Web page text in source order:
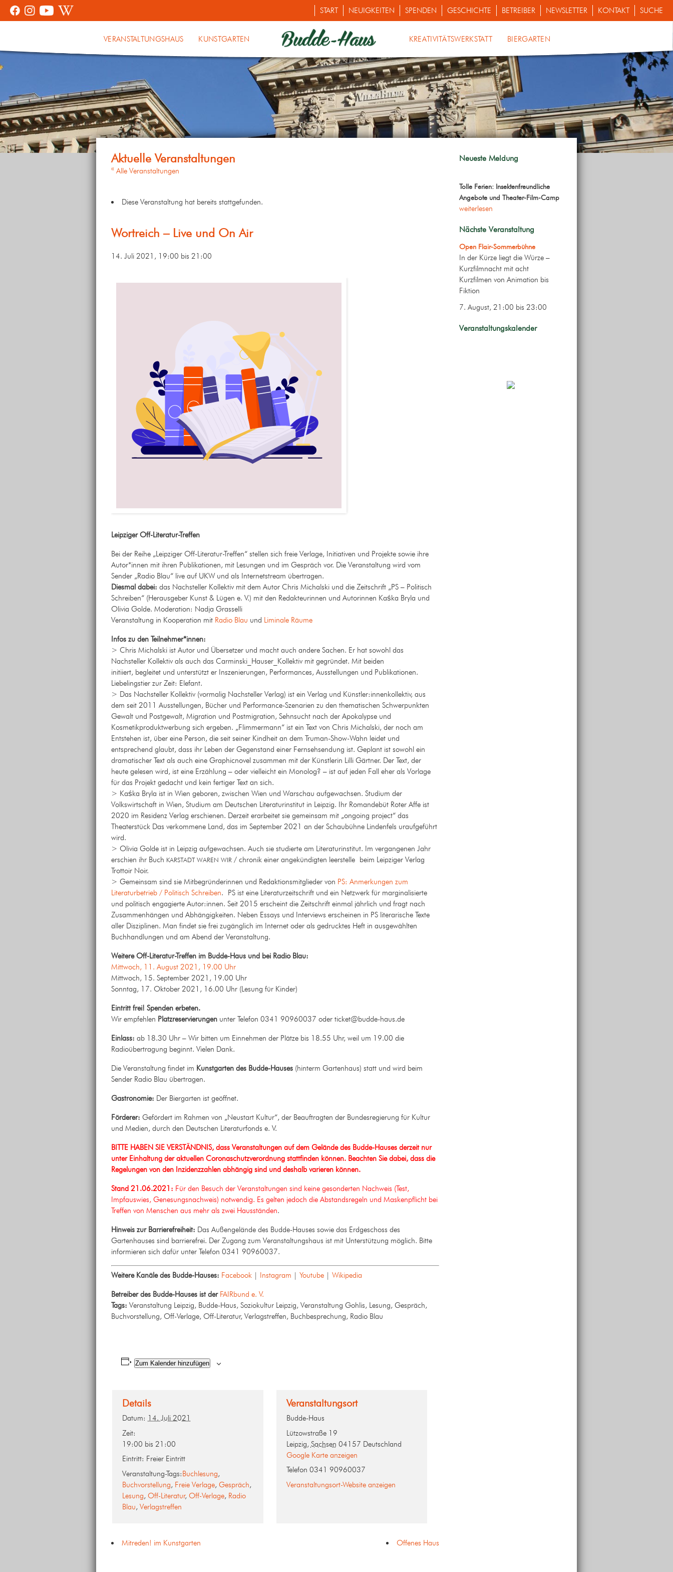
START NEUIGKEITEN SPENDEN GESCHICHTE BETREIBER NEWSLETTER KONTAKT SUCHE
VERANSTALTUNGSHAUS KUNSTGARTEN KREATIVITÄTSWERKSTATT BIERGARTEN
« Alle Veranstaltungen
Diese Veranstaltung hat bereits stattgefunden.
Wortreich – Live und On Air
14. Juli 2021, 19:00 bis 21:00
Leipziger Off-Literatur-Treffen
Bei der Reihe „Leipziger Off-Literatur-Treffen“ stellen sich freie Verlage, Initiativen und Projekte sowie ihre
Autor*innen mit ihren Publikationen, mit Lesungen und im Gespräch vor. Die Veranstaltung wird vom
Sender „Radio Blau“ live auf UKW und als Internetstream übertragen.
Diesmal dabei: das Nachsteller Kollektiv mit dem Autor Chris Michalski und die Zeitschrift „PS – Politisch
Schreiben“ (Herausgeber Kunst & Lügen e. V.) mit den Redakteurinnen und Autorinnen Kaśka Bryla und
Olivia Golde. Moderation: Nadja Grasselli
Veranstaltung in Kooperation mit Radio Blau und Liminale Räume
Infos zu den Teilnehmer*innen:
> Chris Michalski ist Autor und Übersetzer und macht auch andere Sachen. Er hat sowohl das
Nachsteller Kollektiv als auch das Carminski_Hauser_Kollektiv mit gegründet. Mit beiden
initiiert, begleitet und unterstützt er Inszenierungen, Performances, Ausstellungen und Publikationen.
Liebelingstier zur Zeit: Elefant.
> Das Nachsteller Kollektiv (vormalig Nachsteller Verlag) ist ein Verlag und Künstler:innenkollektiv, aus
dem seit 2011 Ausstellungen, Bücher und Performance-Szenarien zu den thematischen Schwerpunkten
Gewalt und Postgewalt, Migration und Postmigration, Sehnsucht nach der Apokalypse und
Kosmetikproduktwerbung sich ergeben. „Flimmermann“ ist ein Text von Chris Michalski, der noch am
Entstehen ist, über eine Person, die seit seiner Kindheit an dem Truman-Show-Wahn leidet und
entsprechend glaubt, dass ihr Leben der Gegenstand einer Fernsehsendung ist. Geplant ist sowohl ein
dramatischer Text als auch eine Graphicnovel zusammen mit der Künstlerin Lilli Gärtner. Der Text, der
heute gelesen wird, ist eine Erzählung – oder vielleicht ein Monolog? – ist auf jeden Fall eher als Vorlage
für das Projekt gedacht und kein fertiger Text an sich.
> Kaśka Bryla ist in Wien geboren, zwischen Wien und Warschau aufgewachsen. Studium der
Volkswirtschaft in Wien, Studium am Deutschen Literaturinstitut in Leipzig. Ihr Romandebüt Roter Affe ist
2020 im Residenz Verlag erschienen. Derzeit erarbeitet sie gemeinsam mit „ongoing project“ das
Theaterstück Das verkommene Land, das im September 2021 an der Schaubühne Lindenfels uraufgeführt
wird.
> Olivia Golde ist in Leipzig aufgewachsen. Auch sie studierte am Literaturinstitut. Im vergangenen Jahr
erschien ihr Buch KARSTADT WAREN WIR / chronik einer angekündigten leerstelle beim Leipziger Verlag
Trottoir Noir.
> Gemeinsam sind sie Mitbegründerinnen und Redaktionsmitglieder von PS: Anmerkungen zum
Literaturbetrieb / Politisch Schreiben. PS ist eine Literaturzeitschrift und ein Netzwerk für marginalisierte
und politisch engagierte Autor:innen. Seit 2015 erscheint die Zeitschrift einmal jährlich und fragt nach
Zusammenhängen und Abhängigkeiten. Neben Essays und Interviews erscheinen in PS literarische Texte
aller Disziplinen. Man findet sie frei zugänglich im Internet oder als gedrucktes Heft in ausgewählten
Buchhandlungen und am Abend der Veranstaltung.
Weitere Off-Literatur-Treffen im Budde-Haus und bei Radio Blau:
Mittwoch, 11. August 2021, 19.00 Uhr
Mittwoch, 15. September 2021, 19.00 Uhr
Sonntag, 17. Oktober 2021, 16.00 Uhr (Lesung für Kinder)
Eintritt frei! Spenden erbeten.
Wir empfehlen Platzreservierungen unter Telefon 0341 90960037 oder ticket@budde-haus.de
Einlass: ab 18.30 Uhr – Wir bitten um Einnehmen der Plätze bis 18.55 Uhr, weil um 19.00 die
Radioübertragung beginnt. Vielen Dank.
Die Veranstaltung findet im Kunstgarten des Budde-Hauses (hinterm Gartenhaus) statt und wird beim
Sender Radio Blau übertragen.
Gastronomie: Der Biergarten ist geöffnet.
Förderer: Gefördert im Rahmen von „Neustart Kultur“, der Beauftragten der Bundesregierung für Kultur
und Medien, durch den Deutschen Literaturfonds e. V.
BITTE HABEN SIE VERSTÄNDNIS, dass Veranstaltungen auf dem Gelände des Budde-Hauses derzeit nur
unter Einhaltung der aktuellen Coronaschutzverordnung stattfinden können. Beachten Sie dabei, dass die
Regelungen von den Inzidenzzahlen abhängig sind und deshalb varieren können.
Stand 21.06.2021: Für den Besuch der Veranstaltungen sind keine gesonderten Nachweis (Test,
Impfauswies, Genesungsnachweis) notwendig. Es gelten jedoch die Abstandsregeln und Maskenpflicht bei
Treffen von Menschen aus mehr als zwei Hausständen.
Hinweis zur Barrierefreiheit: Das Außengelände des Budde-Hauses sowie das Erdgeschoss des
Gartenhauses sind barrierefrei. Der Zugang zum Veranstaltungshaus ist mit Unterstützung möglich. Bitte
informieren sich dafür unter Telefon 0341 90960037.
Weitere Kanäle des Budde-Hauses: Facebook | Instagram | Youtube | Wikipedia
Betreiber des Budde-Hauses ist der FAIRbund e. V.
Tags: Veranstaltung Leipzig, Budde-Haus, Soziokultur Leipzig, Veranstaltung Gohlis, Lesung, Gespräch,
Buchvorstellung, Off-Verlage, Off-Literatur, Verlagstreffen, Buchbesprechung, Radio Blau
Zum Kalender hinzufügen
Details
Datum: 14. Juli 2021
Zeit:
19:00 bis 21:00
Eintritt: Freier Eintritt
Veranstaltung-Tags:Buchlesung,
Buchvorstellung, Freie Verlage, Gespräch,
Lesung, Off-Literatur, Off-Verlage, Radio
Blau, Verlagstreffen
Veranstaltungsort
Budde-Haus
Lützowstraße 19
Leipzig, Sachsen 04157 Deutschland
Google Karte anzeigen
Telefon 0341 90960037
Veranstaltungsort-Website anzeigen
Mitreden! im Kunstgarten Offenes Haus
Neueste Meldung
Tolle Ferien: Insektenfreundliche
Angebote und Theater-Film-Camp
weiterlesen
Nächste Veranstaltung
Open Flair-Sommerbühne
In der Kürze liegt die Würze –
Kurzfilmnacht mit acht
Kurzfilmen von Animation bis
Fiktion
7. August, 21:00 bis 23:00
Veranstaltungskalender